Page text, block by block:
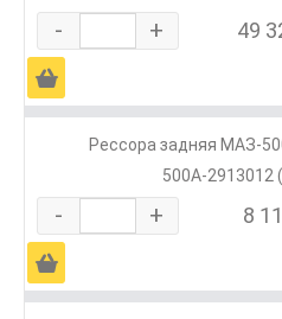
- + 49
Ä
Рессора задняя МАЗ-
500А-2913012
- + 8
Ä